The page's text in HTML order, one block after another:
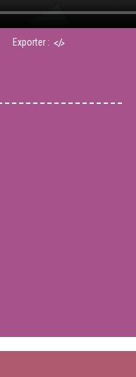
Exporter :